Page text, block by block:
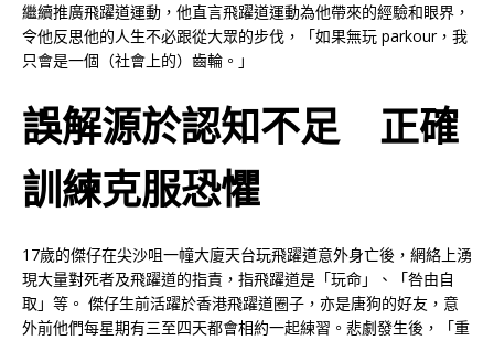
繼續推廣飛躍道運動，他直言飛躍道運動為他帶來的經驗和眼界，
令他反思他的人生不必跟從大眾的步伐，「如果無玩 parkour，我
只會是一個（社會上的）齒輪。」
誤解源於認知不足 正確
訓練克服恐懼
17歲的傑仔在尖沙咀一幢大廈天台玩飛躍道意外身亡後，網絡上湧
現大量對死者及飛躍道的指責，指飛躍道是「玩命」、「咎由自
取」等。 傑仔生前活躍於香港飛躍道圈子，亦是唐狗的好友，意
外前他們每星期有三至四天都會相約一起練習。悲劇發生後，「重